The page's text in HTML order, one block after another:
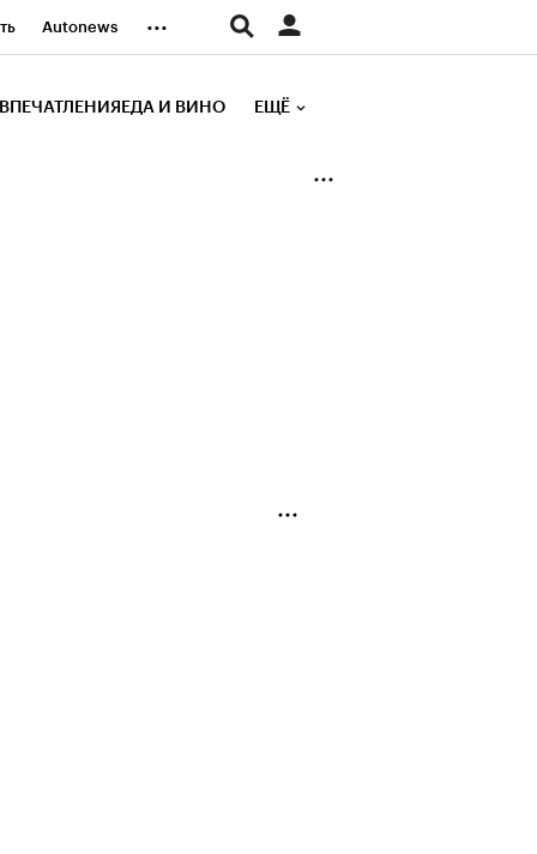
Autonews ...
ВПЕЧАТЛЕНИЯ ЕДА И ВИНО ЕЩЁ